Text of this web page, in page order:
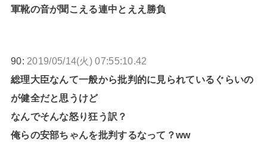
軍靴の音が聞こえる連中とええ勝負
90: 2019/05/14(火) 07:55:10.42
総理大臣なんて一般から批判的に見られているぐらいの
が健全だと思うけど
なんでそんな怒り狂う訳？
俺らの安部ちゃんを批判するなって？ww